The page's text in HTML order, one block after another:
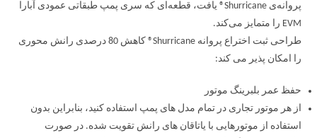
پروانه‌ی Shurricane® یافت، قطعه‌ای که سری پمپ طبقاتی عمودی آبارا
EVM را متمایز می‌کند.
طراحی ثبت اختراع پروانه Shurricane® کاهش 80 درصدی رانش محوری
را امکان پذیر می کند:
حفظ عمر بلبرینگ موتور
از هر موتور تجاری در تمام مدل های پمپ استفاده کنید، بنابراین بدون
استفاده از موتورهایی با یاتاقان های رانش تقویت شده. در صورت